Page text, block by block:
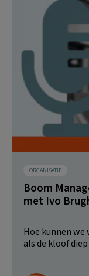
ORGANISATIE
Boom
met Ivo
Hoe kunnen
als de kloof